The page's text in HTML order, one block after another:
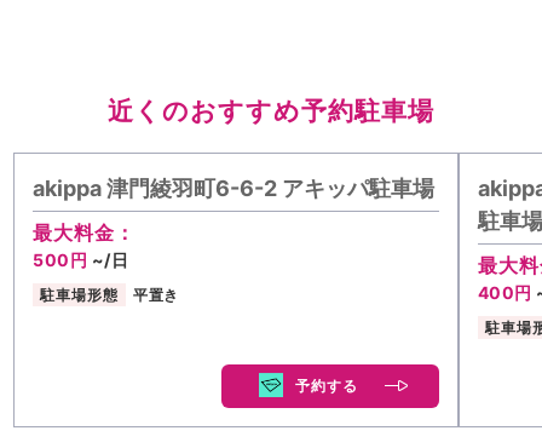
近くのおすすめ予約駐車場
akippa 津門綾羽町6-6-2 アキッパ駐車場
最大料金：
500円 ~/日
駐車場形態 平置き
予約する
駐車場
最大
400円
駐車場